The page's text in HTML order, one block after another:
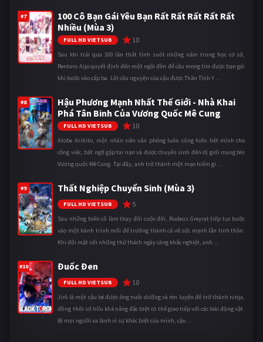
#7
100 Cô Bạn Gái Yêu Bạn Rất Rất Rất Rất Rất
Nhiều (Mùa 3)
FULL HD VIETSUB 10
Sau khi trải qua 100 lần thất tình suốt những năm trung học cơ sở,
Rentaro Aijo quyết định đến một ngôi đền để cầu mong tìm được bạn gái
khi bước vào cấp ba. Lời cầu nguyện của cậu được Thần Tình Y ...
#8
Hậu Phương Mạnh Nhất Thế Giới - Nhà Khai
Phá Tân Binh Của Vương Quốc Mê Cung
FULL HD VIETSUB 10
Atobe Arihito, một nhân viên văn phòng luôn cống hiến hết mình cho
công việc, bất ngờ gặp tai nạn và được chuyển sinh đến dị giới mang tên
Vương quốc Mê Cung. Tại đây, anh trở thành một mạo hiểm gi ...
#9 Thất Nghiệp Chuyển Sinh (Mùa 3)
FULL HD VIETSUB 5
Sau những biến cố làm thay đổi cuộc đời, Rudeus Greyrat tiếp tục bước
vào một hành trình mới để trưởng thành cả về sức mạnh lẫn tinh thần.
Khi đối mặt với những thử thách ngày càng khắc nghiệt, anh ...
#10 Đuốc Đen
FULL HD VIETSUB 10
Jirô là một cậu bé được ông nuôi dưỡng và rèn luyện để trở thành ninja,
đồng thời sở hữu khả năng đặc biệt có thể giao tiếp với các loài động vật.
Bị mọi người xa lánh vì sự khác biệt của mình, cậu ...